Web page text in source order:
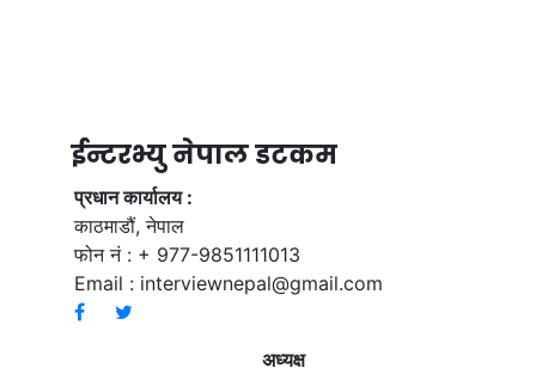
ईन्टरभ्यु नेपाल डटकम
प्रधान कार्यालय :
काठमाडौं, नेपाल
फोन नं : + 977-9851111013
Email : interviewnepal@gmail.com
अध्यक्ष